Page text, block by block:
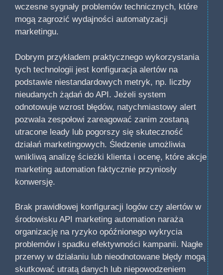
wczesne sygnały problemów technicznych, które
mogą zagrozić wydajności automatyzacji
marketingu.
Dobrym przykładem praktycznego wykorzystania
tych technologii jest konfiguracja alertów na
podstawie niestandardowych metryk, np. liczby
nieudanych żądań do API. Jeżeli system
odnotowuje wzrost błędów, natychmiastowy alert
pozwala zespołowi zareagować zanim zostaną
utracone leady lub pogorszy się skuteczność
działań marketingowych. Śledzenie umożliwia
wnikliwą analizę ścieżki klienta i ocenę, które akcje
marketing automation faktycznie przyniosły
konwersję.
Brak prawidłowej konfiguracji logów czy alertów w
środowisku API marketing automation naraża
organizację na ryzyko opóźnionego wykrycia
problemów i spadku efektywności kampanii. Nagłe
przerwy w działaniu lub nieodnotowane błędy mogą
skutkować utratą danych lub niepowodzeniem